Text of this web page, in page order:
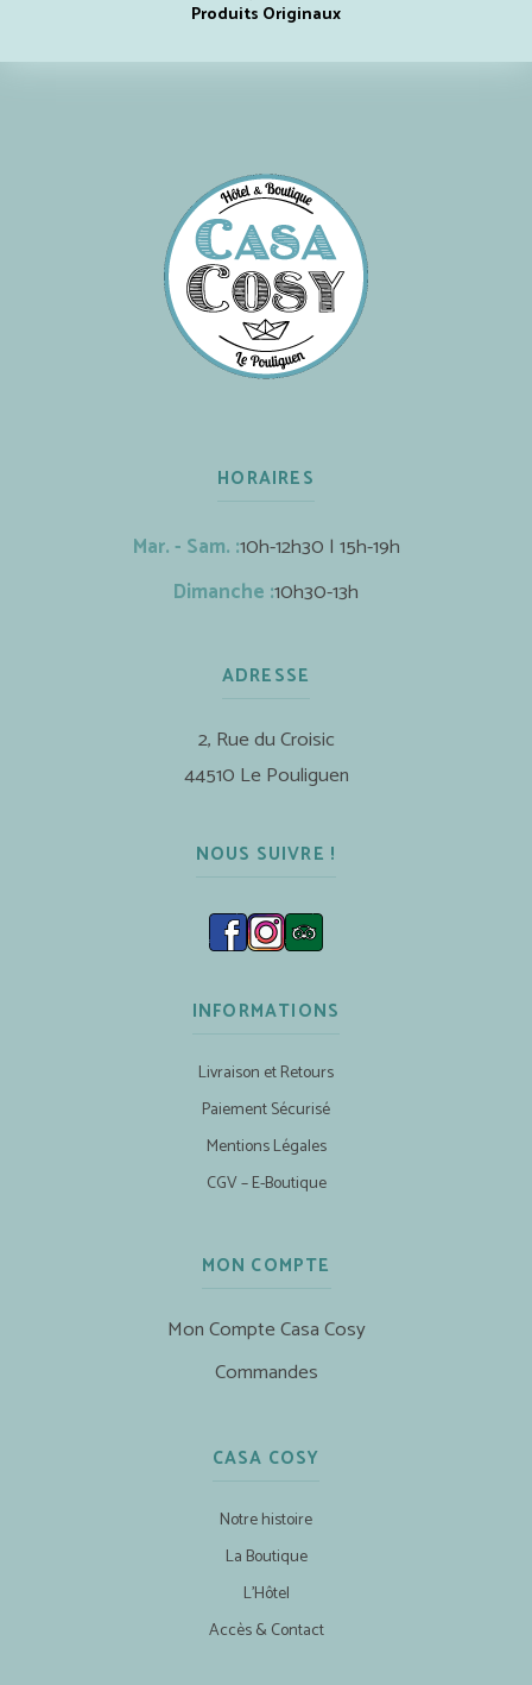
Produits Originaux
HORAIRES
Mar. - Sam. :10h-12h30 | 15h-19h
Dimanche :10h30-13h
ADRESSE
2, Rue du Croisic
44510 Le Pouliguen
NOUS SUIVRE !
INFORMATIONS
Livraison et Retours
Paiement Sécurisé
Mentions Légales
CGV – E-Boutique
MON COMPTE
Mon Compte Casa Cosy
Commandes
CASA COSY
Notre histoire
La Boutique
L’Hôtel
Accès & Contact